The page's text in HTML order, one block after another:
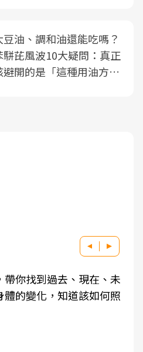
豆油、調和油還能吃嗎？
駢芘風波10大疑問：真正
避開的是「這種用油方
你找到過去、現在、未
的變化，知道該如何照